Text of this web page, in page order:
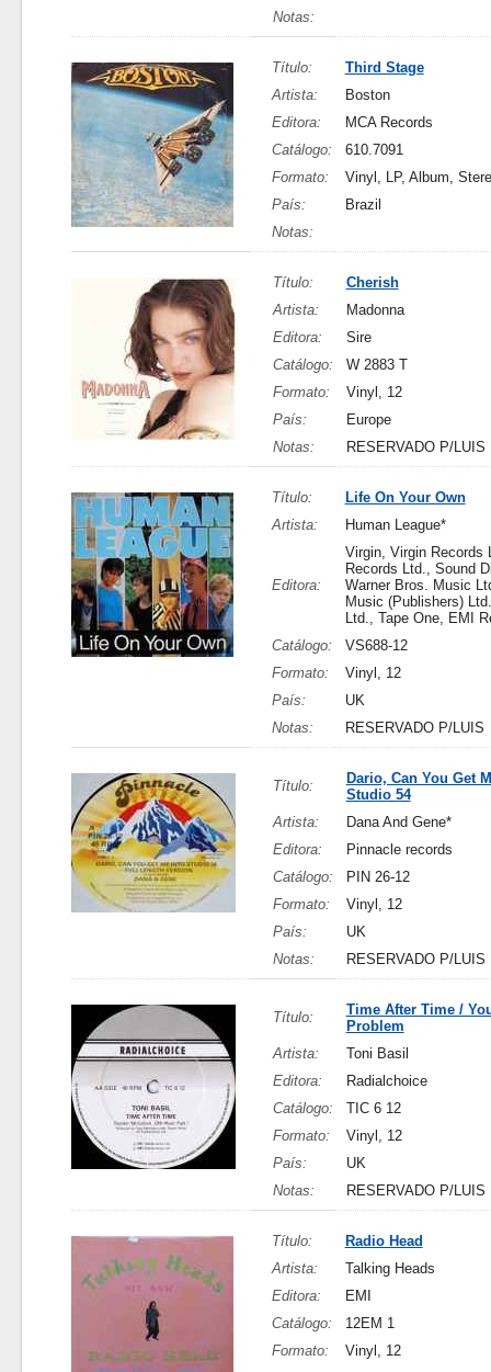
Notas:
Título:
Third Stage
Artista:
Boston
Editora:
MCA Records
Catálogo:
610.7091
Formato:
Vinyl, LP, Album,
País:
Brazil
Notas:
Título:
Cherish
Artista:
Madonna
Editora:
Sire
Catálogo:
W 2883 T
Formato:
Vinyl, 12
País:
Europe
Notas:
RESERVADO P/LUIS
Título:
Life On Your Own
Artista:
Human League*
Editora:
Virgin, Virgin Records
Records Ltd., Sound
Warner Bros. Music
Music (Publishers)
Ltd., Tape One, EMI
Catálogo:
VS688-12
Formato:
Vinyl, 12
País:
UK
Notas:
RESERVADO P/LUIS
Título:
Dario, Can You Get
Studio 54
Artista:
Dana And Gene*
Editora:
Pinnacle records
Catálogo:
PIN 26-12
Formato:
Vinyl, 12
País:
UK
Notas:
RESERVADO P/LUIS
Título:
Time After Time /
Problem
Artista:
Toni Basil
Editora:
Radialchoice
Catálogo:
TIC 6 12
Formato:
Vinyl, 12
País:
UK
Notas:
RESERVADO P/LUIS
Título:
Radio Head
Artista:
Talking Heads
Editora:
EMI
Catálogo:
12EM 1
Formato:
Vinyl, 12